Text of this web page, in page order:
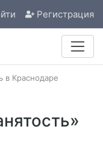
Регистрация
в Краснодаре